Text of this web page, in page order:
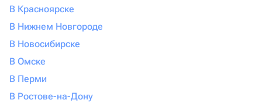
В Красноярске
В Нижнем Новгороде
В Новосибирске
В Омске
В Перми
В Ростове-на-Дону